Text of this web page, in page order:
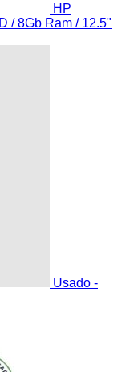
HP
/ 8Gb Ram / 12.5"
Usado -